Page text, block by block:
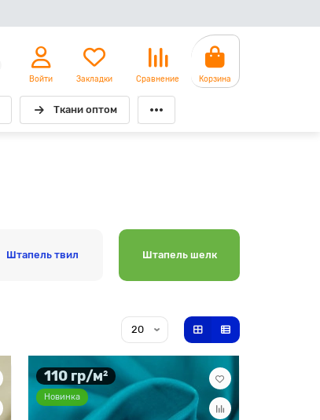
Войти Закладки Сравнение Корзина
Ткани оптом
Штапель твил Штапель шелк
110 гр/м²
Новинка